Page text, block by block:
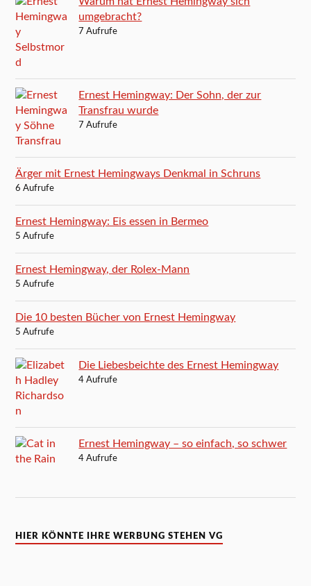
umgebracht?
7 Aufrufe
Ernest Hemingway: Der Sohn, der zur
Transfrau wurde
7 Aufrufe
Ärger mit Ernest Hemingways Denkmal in Schruns
6 Aufrufe
Ernest Hemingway: Eis essen in Bermeo
5 Aufrufe
Ernest Hemingway, der Rolex-Mann
5 Aufrufe
Die 10 besten Bücher von Ernest Hemingway
5 Aufrufe
Die Liebesbeichte des Ernest Hemingway
4 Aufrufe
Ernest Hemingway – so einfach, so schwer
4 Aufrufe
HIER KÖNNTE IHRE WERBUNG STEHEN VG